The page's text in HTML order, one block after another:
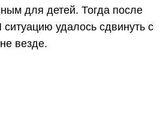
для детей. Тогда после
удалось сдвинуть с
везде.